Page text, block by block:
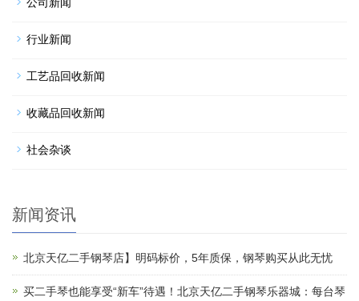
行业新闻
工艺品回收新闻
收藏品回收新闻
社会杂谈
新闻资讯
北京天亿二手钢琴店】明码标价，5年质保，钢琴购买从此无忧
买二手琴也能享受“新车”待遇！北京天亿二手钢琴乐器城：每台琴